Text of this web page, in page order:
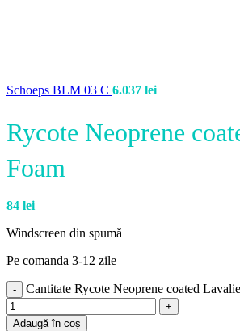
Schoeps BLM 03 C 6.037 lei
Rycote Neoprene
Foam
84 lei
Windscreen din spumă
Pe comanda 3-12 zile
Cantitate Rycote Neoprene coated
Adaugă în coș